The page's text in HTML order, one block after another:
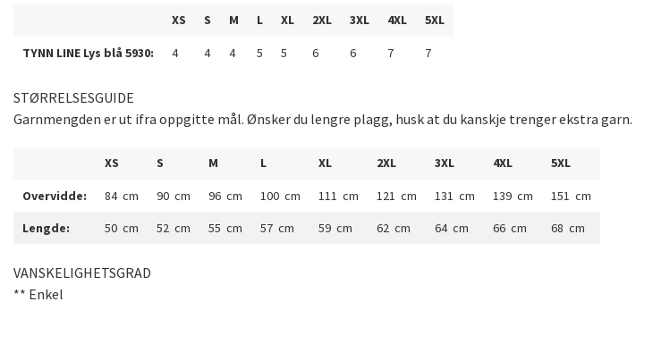
XS S M L XL 2XL 3XL 4XL 5XL
TYNN LINE Lys blå 5930: 4 4 4 5 5 6 6 7 7
STØRRELSESGUIDE
Garnmengden er ut ifra oppgitte mål. Ønsker du lengre plagg, husk at du kanskje trenger ekstra garn.
XS S M L XL 2XL 3XL 4XL 5XL
Overvidde: 84 cm 90 cm 96 cm 100 cm 111 cm 121 cm 131 cm 139 cm
151 cm
Lengde:
50 cm 52 cm 55 cm 57 cm 59 cm 62 cm 64 cm 66 cm 68 cm
VANSKELIGHETSGRAD
** Enkel